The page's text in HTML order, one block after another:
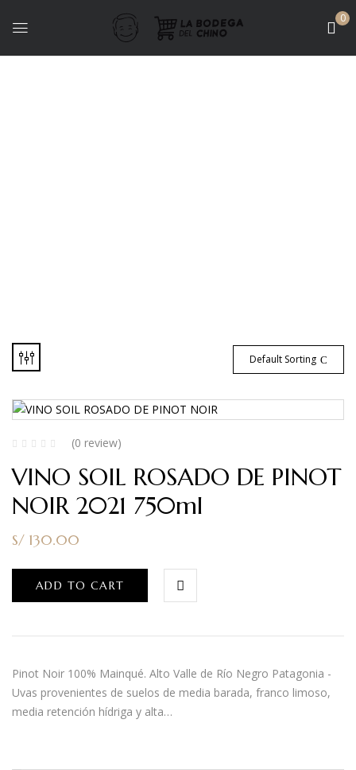
0
Default Sorting
(0 review)
VINO SOIL ROSADO DE PINOT
NOIR 2021 750ml
S/ 130.00
ADD TO CART
Pinot Noir 100% Mainqué. Alto Valle de Río Negro Patagonia -
Uvas provenientes de suelos de media barada, franco limoso,
media retención hídriga y alta…